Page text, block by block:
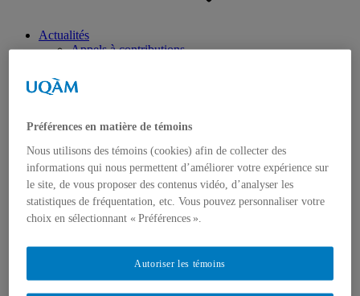
Actualités
Appels à contributions
Communiqués
Dans les médias
Événements à venir
Archives et bilans
Préférences en matière de témoins
Nous utilisons des témoins (cookies) afin de collecter des
informations qui nous permettent d’améliorer votre expérience sur
le site, de vous proposer des contenus vidéo, d’analyser les
statistiques de fréquentation, etc. Vous pouvez personnaliser votre
choix en sélectionnant « Préférences ».
Autoriser les témoins